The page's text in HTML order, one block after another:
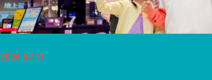
2026.07.17